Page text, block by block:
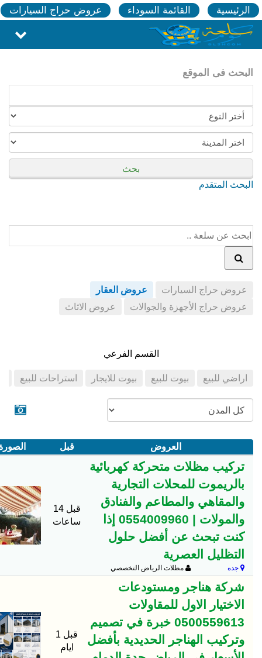
الرئيسية القائمة السوداء عروض حراج السيارات
البحث فى الموقع
بحث
البحث المتقدم
عروض حراج السيارات
عروض العقار
عروض حراج الأجهزة والجوالات
عروض الاثاث
القسم الفرعي
اراضي للبيع بيوت للبيع بيوت للايجار استراحات للبيع
العروض قبل
تركيب مظلات متحركة كهربائية
بالريموت للمحلات التجارية
والمقاهي والمطاعم والفنادق
والمولات | 0554009960 إذا
كنت تبحث عن أفضل حلول
التظليل العصرية
جده مظلات الرياض التخصصي
قبل 14
ساعات
شركة هناجر ومستودعات
الاختيار الاول للمقاولات
0500559613 خبرة في تصميم
وتركيب الهناجر الحديدية بأفضل
قبل 1
ايام